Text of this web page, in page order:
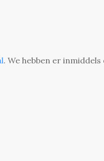
. We hebben er inmiddels